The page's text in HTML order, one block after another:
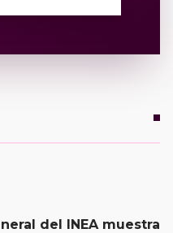
del INEA muestra